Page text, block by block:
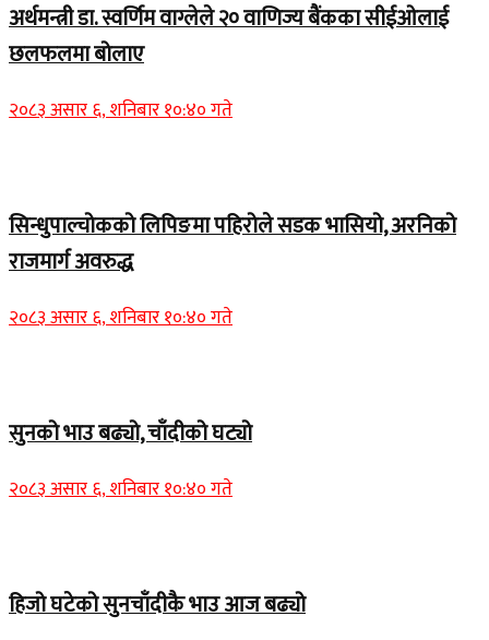
अर्थमन्त्री डा. स्वर्णिम वाग्लेले २० वाणिज्य बैंकका सीईओलाई
छलफलमा बोलाए
२०८३ असार ६, शनिबार १०:४० गते
सिन्धुपाल्चोकको लिपिङमा पहिरोले सडक भासियो, अरनिको
राजमार्ग अवरुद्ध
२०८३ असार ६, शनिबार १०:४० गते
सुनको भाउ बढ्यो, चाँदीको घट्यो
२०८३ असार ६, शनिबार १०:४० गते
हिजो घटेको सुनचाँदीकै भाउ आज बढ्यो